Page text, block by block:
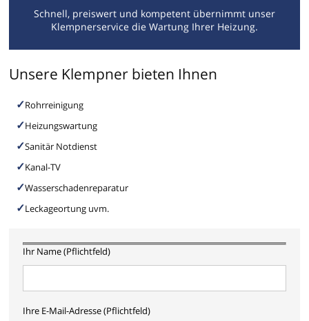
Schnell, preiswert und kompetent übernimmt unser
Klempnerservice die Wartung Ihrer Heizung.
Unsere Klempner bieten Ihnen
Rohrreinigung
Heizungswartung
Sanitär Notdienst
Kanal-TV
Wasserschadenreparatur
Leckageortung uvm.
Ihr Name (Pflichtfeld)
Ihre E-Mail-Adresse (Pflichtfeld)